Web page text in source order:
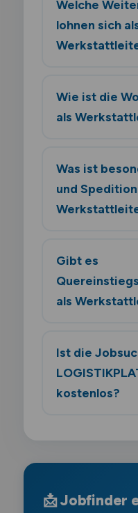
Welche
lohnen sich
Wie ist die
als
Was ist
und
Gibt es
als
Ist die
kostenlos?
📩 Jobfinder